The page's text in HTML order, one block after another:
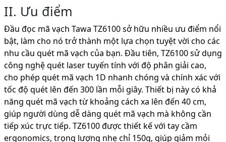
II. Ưu điểm
Đầu đọc mã vạch Tawa TZ6100 sở hữu nhiều ưu điểm nổi
bật, làm cho nó trở thành một lựa chọn tuyệt vời cho các
nhu cầu quét mã vạch của bạn. Đầu tiên, TZ6100 sử dụng
công nghệ quét laser tuyến tính với độ phân giải cao,
cho phép quét mã vạch 1D nhanh chóng và chính xác với
tốc độ quét lên đến 300 lần mỗi giây. Thiết bị này có khả
năng quét mã vạch từ khoảng cách xa lên đến 40 cm,
giúp người dùng dễ dàng quét mã vạch mà không cần
tiếp xúc trực tiếp. TZ6100 được thiết kế với tay cầm
ergonomics, trọng lượng nhẹ chỉ 150g, giúp giảm mỏi